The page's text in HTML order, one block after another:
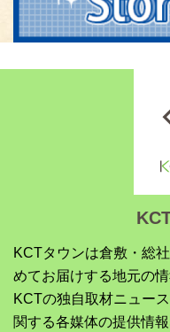
KCTタウンは倉敷・総
めてお届けする地元の
KCTの独自取材ニュー
関する各媒体の提供情